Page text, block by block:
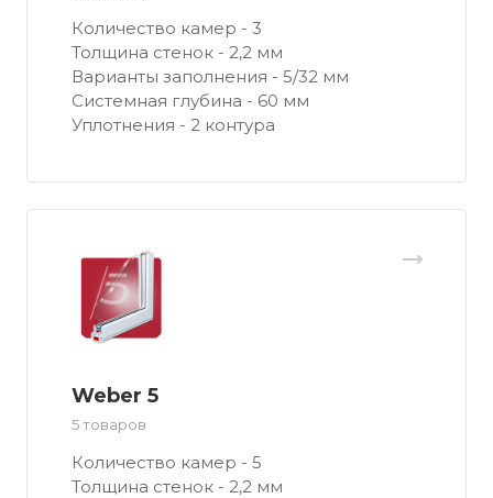
Количество камер - 3
Толщина стенок - 2,2 мм
Варианты заполнения - 5/32 мм
Системная глубина - 60 мм
Уплотнения - 2 контура
Weber 5
5 товаров
Количество камер - 5
Толщина стенок - 2,2 мм